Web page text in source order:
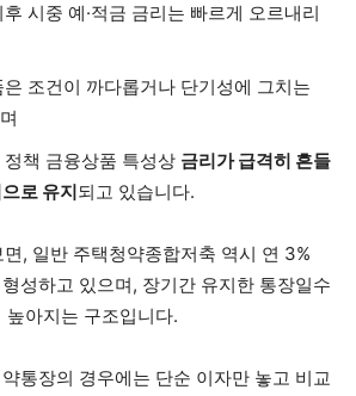
시중 예·적금 금리는 빠르게 오르내리
조건이 까다롭거나 단기성에 그치는
책 금융상품 특성상 금리가 급격히 흔들
로 유지되고 있습니다.
, 일반 주택청약종합저축 역시 연 3%
성하고 있으며, 장기간 유지한 통장일수
높아지는 구조입니다.
통장의 경우에는 단순 이자만 놓고 비교